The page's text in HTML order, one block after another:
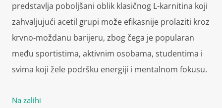
39,00 KM.
predstavlja poboljšani oblik klasičnog L-karnitina koji
zahvaljujući acetil grupi može efikasnije prolaziti kroz
krvno-moždanu barijeru, zbog čega je popularan
među sportistima, aktivnim osobama, studentima i
svima koji žele podršku energiji i mentalnom fokusu.
Na zalihi